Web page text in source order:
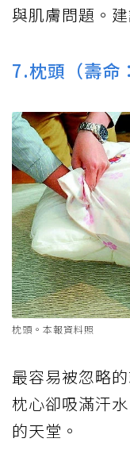
與肌膚問題。
7.枕頭（壽命
枕頭。本報資料照
最容易被忽略
枕心卻吸滿汗
的天堂。